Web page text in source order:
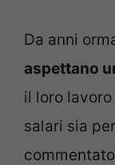
Da anni
aspettano
il loro
salari sia